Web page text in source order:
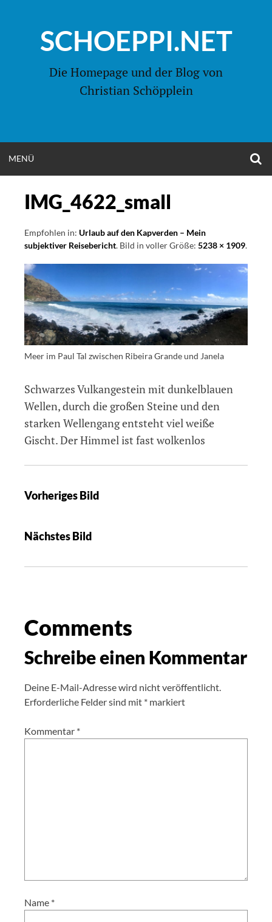
springenSCHOEPPI.NET
Die Homepage und der Blog von
Christian Schöpplein
MENÜ
IMG_4622_small
Empfohlen in: Urlaub auf den Kapverden – Mein
subjektiver Reisebericht. Bild in voller Größe: 5238 × 1909.
Meer im Paul Tal zwischen Ribeira Grande und Janela
Schwarzes Vulkangestein mit dunkelblauen
Wellen, durch die großen Steine und den
starken Wellengang entsteht viel weiße
Gischt. Der Himmel ist fast wolkenlos
Vorheriges Bild
Nächstes Bild
Comments
Schreibe einen Kommentar
Deine E-Mail-Adresse wird nicht veröffentlicht.
Erforderliche Felder sind mit * markiert
Kommentar *
Name *